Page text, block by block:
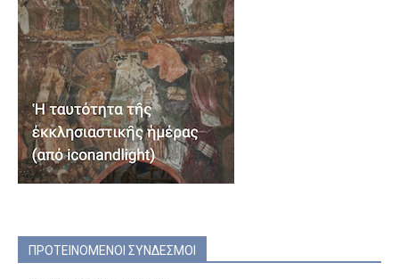
ΠΡΟΤΕΙΝΟΜΕΝΟΙ ΣΥΝΔΕΣΜΟΙ